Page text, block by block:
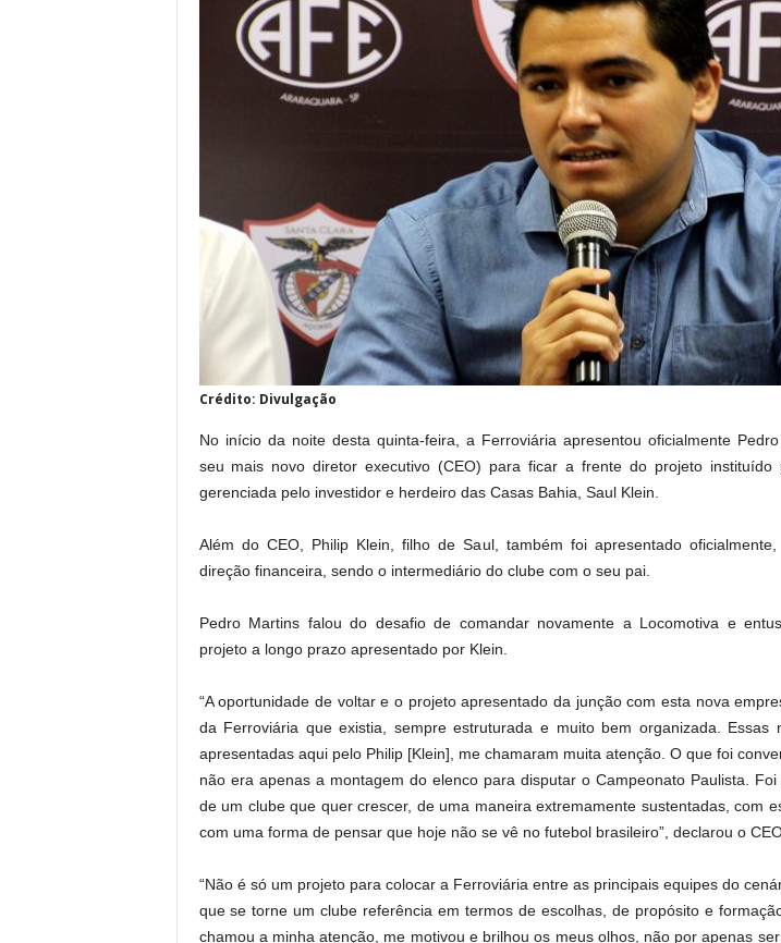
Crédito: Divulgação
No início da noite desta quinta-feira, a Ferroviária apresentou oficialmente
seu mais novo diretor executivo (CEO) para ficar a frente do projeto instituído
gerenciada pelo investidor e herdeiro das Casas Bahia, Saul Klein.
Além do CEO, Philip Klein, filho de Saul, também foi apresentado
direção financeira, sendo o intermediário do clube com o seu pai.
Pedro Martins falou do desafio de comandar novamente a Locomotiva e
projeto a longo prazo apresentado por Klein.
“A oportunidade de voltar e o projeto apresentado da junção com esta nova
da Ferroviária que existia, sempre estruturada e muito bem organizada. Essas
apresentadas aqui pelo Philip [Klein], me chamaram muita atenção. O que foi
não era apenas a montagem do elenco para disputar o Campeonato Paulista.
de um clube que quer crescer, de uma maneira extremamente sustentadas, com
com uma forma de pensar que hoje não se vê no futebol brasileiro”, declarou o
“Não é só um projeto para colocar a Ferroviária entre as principais equipes do
que se torne um clube referência em termos de escolhas, de propósito e
chamou a minha atenção, me motivou e brilhou os meus olhos, não por apenas